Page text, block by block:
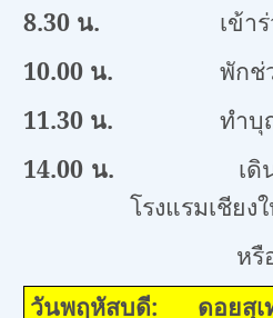
8.30 น. เข้าร่วมการ
10.00 น. พักช่วง ก่อ
11.30 น. ทำบุญ ถวา
14.00 น. เดินทางกลั
โรงแรมเชียง
หรือเทียบเท่า
วันพฤหั